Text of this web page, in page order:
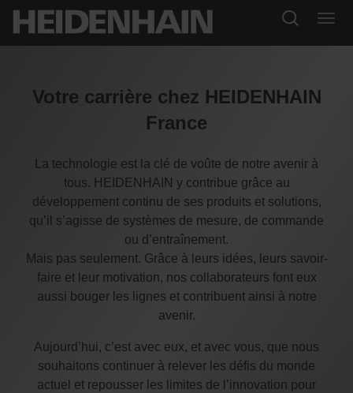
Votre carrière chez HEIDENHAIN
France
La technologie est la clé de voûte de notre avenir à
tous. HEIDENHAIN y contribue grâce au
développement continu de ses produits et solutions,
qu’il s’agisse de systèmes de mesure, de commande
ou d’entraînement.
Mais pas seulement. Grâce à leurs idées, leurs savoir-
faire et leur motivation, nos collaborateurs font eux
aussi bouger les lignes et contribuent ainsi à notre
avenir.
Aujourd’hui, c’est avec eux, et avec vous, que nous
souhaitons continuer à relever les défis du monde
actuel et repousser les limites de l’innovation pour